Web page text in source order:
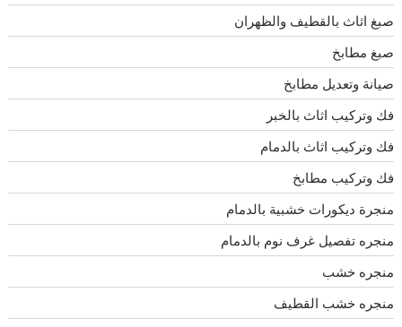
صبغ اثاث بالقطيف والظهران
صبغ مطابخ
صيانة وتعديل مطابخ
فك وتركيب اثاث بالخبر
فك وتركيب اثاث بالدمام
فك وتركيب مطابخ
منجرة ديكورات خشبية بالدمام
منجره تفصيل غرف نوم بالدمام
منجره خشب
منجره خشب القطيف